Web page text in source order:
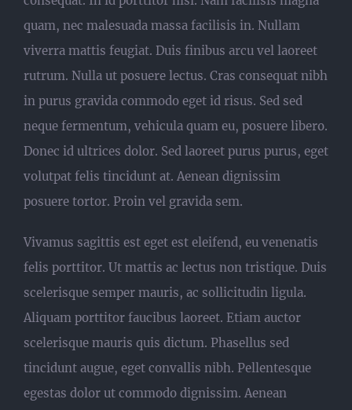
quam, nec malesuada massa facilisis in. Nullam
viverra mattis feugiat. Duis finibus arcu vel laoreet
rutrum. Nulla ut posuere lectus. Cras consequat nibh
in purus gravida commodo eget id risus. Sed sed
neque fermentum, vehicula quam eu, posuere libero.
Donec id ultrices dolor. Sed laoreet purus purus, eget
volutpat felis tincidunt at. Aenean dignissim
posuere tortor. Proin vel gravida sem.
Vivamus sagittis est eget est eleifend, eu venenatis
felis porttitor. Ut mattis ac lectus non tristique. Duis
scelerisque semper mauris, ac sollicitudin ligula.
Aliquam porttitor faucibus laoreet. Etiam auctor
scelerisque mauris quis dictum. Phasellus sed
tincidunt augue, eget convallis nibh. Pellentesque
egestas dolor ut commodo dignissim. Aenean